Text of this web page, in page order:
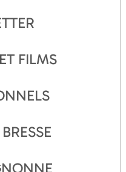
FILMS